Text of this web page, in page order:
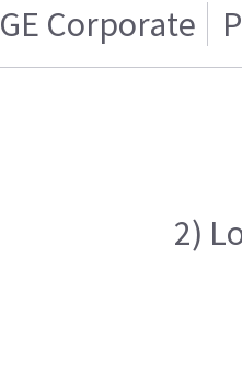
GE Corporate
2)